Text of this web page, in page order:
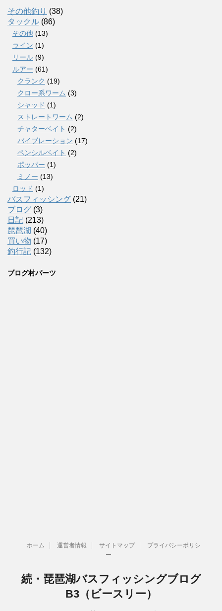
その他釣り (38)
タックル (86)
その他 (13)
ライン (1)
リール (9)
ルアー (61)
クランク (19)
クロー系ワーム (3)
シャッド (1)
ストレートワーム (2)
チャターベイト (2)
バイブレーション (17)
ペンシルベイト (2)
ポッパー (1)
ミノー (13)
ロッド (1)
バスフィッシング (21)
ブログ (3)
日記 (213)
琵琶湖 (40)
買い物 (17)
釣行記 (132)
ブログ村パーツ
ホーム 運営者情報 サイトマップ
プライバシーポリシ
ー
続・琵琶湖バスフィッシングブログ
B3（ビースリー）